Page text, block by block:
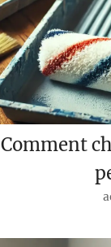
Comment